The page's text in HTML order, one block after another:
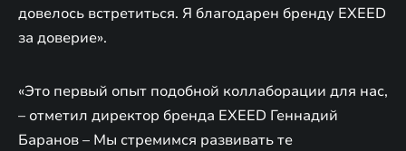
довелось встретиться. Я благодарен бренду EXEED
за доверие».
«Это первый опыт подобной коллаборации для нас,
– отметил директор бренда EXEED Геннадий
Баранов – Мы стремимся развивать те